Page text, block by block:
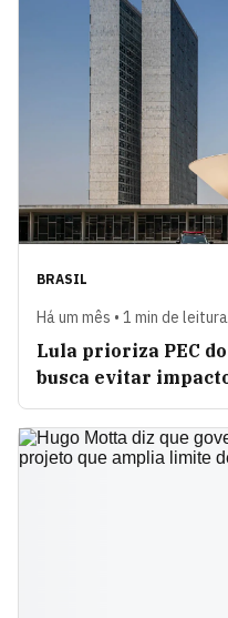
BRASIL
Há um mês • 1 min de leitura
Lula prioriza PEC
busca evitar